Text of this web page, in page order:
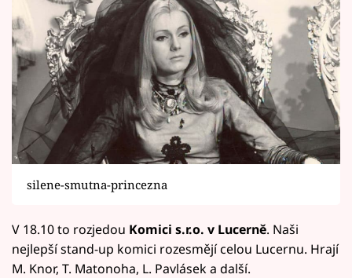
silene-smutna-princezna
V 18.10 to rozjedou Komici s.r.o. v Lucerně. Naši
nejlepší stand-up komici rozesmějí celou Lucernu. Hrají
M. Knor, T. Matonoha, L. Pavlásek a další.